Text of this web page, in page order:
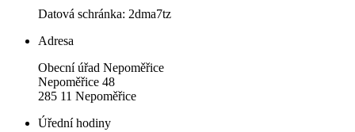
Datová schránka: 2dma7tz
Adresa
Obecní úřad Nepoměřice
Nepoměřice 48
285 11 Nepoměřice
Úřední hodiny